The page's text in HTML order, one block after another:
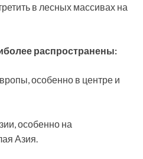
в лесных массивах на
распространены:
особенно в центре и
особенно на
Азия.